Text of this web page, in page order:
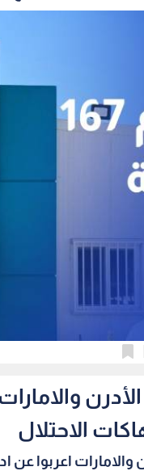
الأدرن
الاحتلال
والامارات اعربوا عن